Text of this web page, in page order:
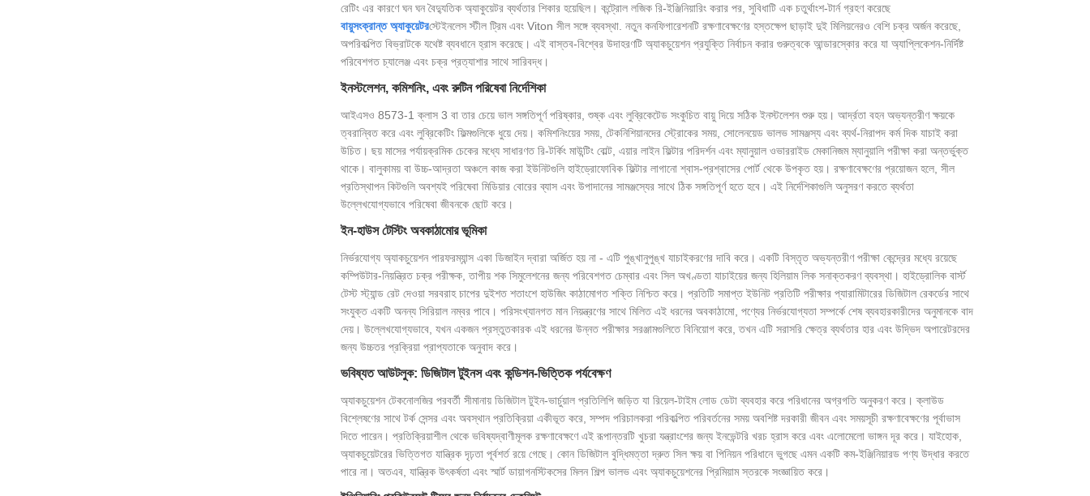
রেটিং এর কারণে ঘন ঘন বৈদ্যুতিক অ্যাকুয়েটর ব্যর্থতার শিকার হয়েছিল। কন্ট্রোল লজিক রি-ইঞ্জিনিয়ারিং করার পর, সুবিধাটি এক চতুর্থাংশ-টার্ন গ্রহণ করেছে
বায়ুসংক্রান্ত অ্যাকুয়েটরস্টেইনলেস স্টীল ট্রিম এবং Viton সীল সঙ্গে ব্যবস্থা. নতুন কনফিগারেশনটি রক্ষণাবেক্ষণের হস্তক্ষেপ ছাড়াই দুই মিলিয়নেরও বেশি চক্র অর্জন করেছে,
অপরিকল্পিত বিভ্রাটকে যথেষ্ট ব্যবধানে হ্রাস করেছে। এই বাস্তব-বিশ্বের উদাহরণটি অ্যাকচুয়েশন প্রযুক্তি নির্বাচন করার গুরুত্বকে আন্ডারস্কোর করে যা অ্যাপ্লিকেশন-নির্দিষ্ট
পরিবেশগত চ্যালেঞ্জ এবং চক্র প্রত্যাশার সাথে সারিবদ্ধ।
ইনস্টলেশন, কমিশনিং, এবং রুটিন পরিষেবা নির্দেশিকা
আইএসও 8573-1 ক্লাস 3 বা তার চেয়ে ভাল সঙ্গতিপূর্ণ পরিষ্কার, শুষ্ক এবং লুব্রিকেটেড সংকুচিত বায়ু দিয়ে সঠিক ইনস্টলেশন শুরু হয়। আর্দ্রতা বহন অভ্যন্তরীণ ক্ষয়কে
ত্বরান্বিত করে এবং লুব্রিকেটিং ফিল্মগুলিকে ধুয়ে দেয়। কমিশনিংয়ের সময়, টেকনিশিয়ানদের স্ট্রোকের সময়, সোলেনয়েড ভালভ সামঞ্জস্য এবং ব্যর্থ-নিরাপদ কর্ম দিক যাচাই করা
উচিত। ছয় মাসের পর্যায়ক্রমিক চেকের মধ্যে সাধারণত রি-টর্কিং মাউন্টিং বোল্ট, এয়ার লাইন ফিল্টার পরিদর্শন এবং ম্যানুয়াল ওভাররাইড মেকানিজম ম্যানুয়ালি পরীক্ষা করা অন্তর্ভুক্ত
থাকে। বালুকাময় বা উচ্চ-আদ্রতা অঞ্চলে কাজ করা ইউনিটগুলি হাইড্রোফোবিক ফিল্টার লাগানো শ্বাস-প্রশ্বাসের পোর্ট থেকে উপকৃত হয়। রক্ষণাবেক্ষণের প্রয়োজন হলে, সীল
প্রতিস্থাপন কিটগুলি অবশ্যই পরিষেবা মিডিয়ার বোরের ব্যাস এবং উপাদানের সামঞ্জস্যের সাথে ঠিক সঙ্গতিপূর্ণ হতে হবে। এই নির্দেশিকাগুলি অনুসরণ করতে ব্যর্থতা
উল্লেখযোগ্যভাবে পরিষেবা জীবনকে ছোট করে।
ইন-হাউস টেস্টিং অবকাঠামোর ভূমিকা
নির্ভরযোগ্য অ্যাকচুয়েশন পারফরম্যান্স একা ডিজাইন দ্বারা অর্জিত হয় না - এটি পুঙ্খানুপুঙ্খ যাচাইকরণের দাবি করে। একটি বিস্তৃত অভ্যন্তরীণ পরীক্ষা কেন্দ্রের মধ্যে রয়েছে
কম্পিউটার-নিয়ন্ত্রিত চক্র পরীক্ষক, তাপীয় শক সিমুলেশনের জন্য পরিবেশগত চেম্বার এবং সিল অখণ্ডতা যাচাইয়ের জন্য হিলিয়াম লিক সনাক্তকরণ ব্যবস্থা। হাইড্রোলিক বার্স্ট
টেস্ট স্ট্যান্ড রেট দেওয়া সরবরাহ চাপের দুইশত শতাংশে হাউজিং কাঠামোগত শক্তি নিশ্চিত করে। প্রতিটি সমাপ্ত ইউনিট প্রতিটি পরীক্ষার প্যারামিটারের ডিজিটাল রেকর্ডের সাথে
সংযুক্ত একটি অনন্য সিরিয়াল নম্বর পাবে। পরিসংখ্যানগত মান নিয়ন্ত্রণের সাথে মিলিত এই ধরনের অবকাঠামো, পণ্যের নির্ভরযোগ্যতা সম্পর্কে শেষ ব্যবহারকারীদের অনুমানকে বাদ
দেয়। উল্লেখযোগ্যভাবে, যখন একজন প্রস্তুতকারক এই ধরনের উন্নত পরীক্ষার সরঞ্জামগুলিতে বিনিয়োগ করে, তখন এটি সরাসরি ক্ষেত্র ব্যর্থতার হার এবং উদ্ভিদ অপারেটরদের
জন্য উচ্চতর প্রক্রিয়া প্রাপ্যতাকে অনুবাদ করে।
ভবিষ্যত আউটলুক: ডিজিটাল টুইনস এবং কন্ডিশন-ভিত্তিক পর্যবেক্ষণ
অ্যাকচুয়েশন টেকনোলজির পরবর্তী সীমানায় ডিজিটাল টুইন-ভার্চুয়াল প্রতিলিপি জড়িত যা রিয়েল-টাইম লোড ডেটা ব্যবহার করে পরিধানের অগ্রগতি অনুকরণ করে। ক্লাউড
বিশ্লেষণের সাথে টর্ক সেন্সর এবং অবস্থান প্রতিক্রিয়া একীভূত করে, সম্পদ পরিচালকরা পরিকল্পিত পরিবর্তনের সময় অবশিষ্ট দরকারী জীবন এবং সময়সূচী রক্ষণাবেক্ষণের পূর্বাভাস
দিতে পারেন। প্রতিক্রিয়াশীল থেকে ভবিষ্যদ্বাণীমূলক রক্ষণাবেক্ষণে এই রূপান্তরটি খুচরা যন্ত্রাংশের জন্য ইনভেন্টরি খরচ হ্রাস করে এবং এলোমেলো ভাঙ্গন দূর করে। যাইহোক,
অ্যাকচুয়েটরের ভিত্তিগত যান্ত্রিক দৃঢ়তা পূর্বশর্ত রয়ে গেছে। কোন ডিজিটাল বুদ্ধিমত্তা দ্রুত সিল ক্ষয় বা পিনিয়ন পরিধানে ভুগছে এমন একটি কম-ইঞ্জিনিয়ারড পণ্য উদ্ধার করতে
পারে না। অতএব, যান্ত্রিক উৎকর্ষতা এবং স্মার্ট ডায়াগনস্টিকসের মিলন শিল্প ভালভ এবং অ্যাকচুয়েশনের প্রিমিয়াম স্তরকে সংজ্ঞায়িত করে।